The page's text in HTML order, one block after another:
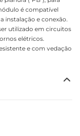
é compatível
instalação e conexão.
utilizado em circuitos
elétricos.
e com vedação